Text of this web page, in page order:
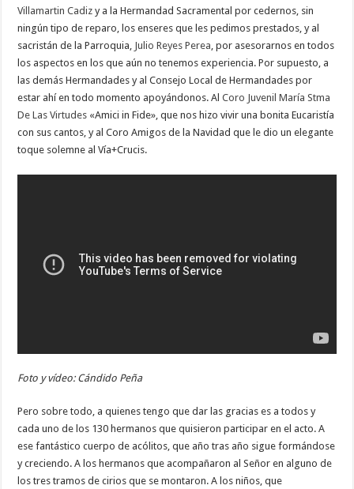
Villamartin Cadiz y a la Hermandad Sacramental por cedernos, sin
ningún tipo de reparo, los enseres que les pedimos prestados, y al
sacristán de la Parroquia, Julio Reyes Perea , por asesorarnos en todos
los aspectos en los que aún no tenemos experiencia. Por supuesto, a
las demás Hermandades y al Consejo Local de Hermandades por
estar ahí en todo momento apoyándonos. AlCoro Juvenil María Stma
De Las Virtudes «Amici in Fide», que nos hizo vivir una bonita Eucaristía
con sus cantos, y al Coro Amigos de la Navidad que le dio un elegante
toque solemne al Vía+Crucis.
Foto y vídeo: Cándido Peña
Pero sobre todo, a quienes tengo que dar las gracias es a todos y
cada uno de los 130 hermanos que quisieron participar en el acto. A
ese fantástico cuerpo de acólitos, que año tras año sigue formándose
y creciendo. A los hermanos que acompañaron al Señor en alguno de
los tres tramos de cirios que se montaron. A los niños, que